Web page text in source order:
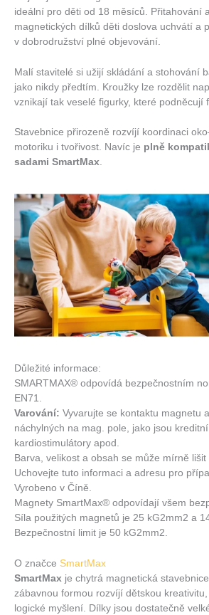
ideální pro děti od 18 měsíců. Přitahování
magnetických dílků děti doslova uchvátí a
v dobrodružství plné objevování.
Malí stavitelé si užijí skládání a stohování
jako nikdy předtím. Kroužky lze rozdělit
vznikají tak veselé figurky, které podněcují
Stavebnice přirozeně rozvíjí koordinaci
motoriku i tvořivost. Navíc je plně
sadami SmartMax.
Důležité informace:
SMARTMAX® odpovídá bezpečnostním
EN71.
Varování: Vyvarujte se kontaktu magnetu
náchylných na mag. pole, jako jsou
kardiostimulátory apod.
Barva, velikost a obsah se může mírně
Uchovejte tuto informaci a adresu pro
Vyrobeno v Číně.
Magnety SmartMax® odpovídají všem
Síla použitých magnetů je 25 kG2mm2 a
Bezpečnostní limit je 50 kG2mm2.
O značce SmartMax
SmartMax je chytrá magnetická
zábavnou formou rozvíjí dětskou
logické myšlení. Dílky jsou dostatečně